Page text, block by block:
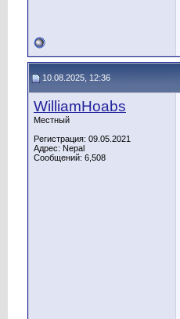
10.08.2025, 12:36
WilliamHoabs
Местный
Регистрация: 09.05.2021
Адрес: Nepal
Сообщений: 6,508